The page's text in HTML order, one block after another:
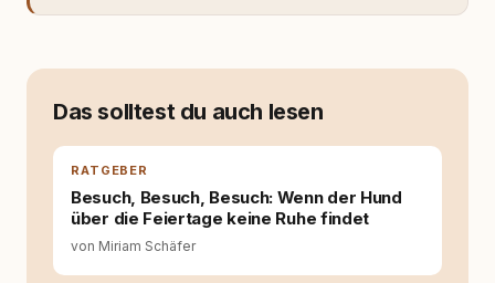
Fachwissen. Der Wendepunkt kam mit meinem
moderner Hundeerziehung
entsteht echte Bindung dort, wo Verständnis
Wissen ersetzt – nicht umgekehrt. Aus dieser
Entwicklung entstand rundum.dog – ein
Wissens- und Serviceportal für
Hundehalter:innen in Deutschland, Österreich
und der Schweiz. Meine Überzeugung:
Tierschutz beginnt mit Wissen. Wer seinen
Das solltest du auch lesen
RATGEBER
Besuch, Besuch, Besuch: Wenn der Hund
über die Feiertage keine Ruhe findet
von Miriam Schäfer